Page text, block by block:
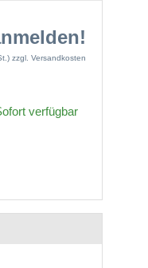
zzgl. Versandkosten
verfügbar